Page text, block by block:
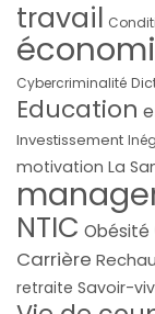
travail
Cybercriminalité
Education
Investissement
motivation La
NTIC Obésité
Carrière
retraite Savoir-